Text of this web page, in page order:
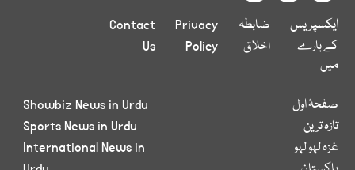
ایکسپریس
کے بارے
میں
ضابطہ
اخلاق
Privacy
Policy
Contact
Us
صفحۂ اول
تازہ ترین
غزہ لہو لہو
Showbiz News in Urdu
Sports News in Urdu
International News in